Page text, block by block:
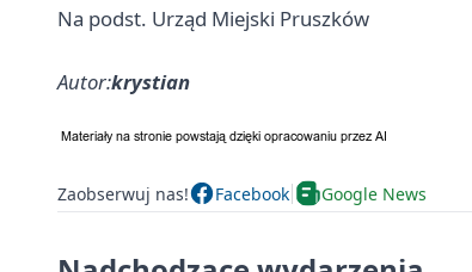
Na podst. Urząd Miejski Pruszków
Autor:krystian
Zaobserwuj nas! Facebook Google News